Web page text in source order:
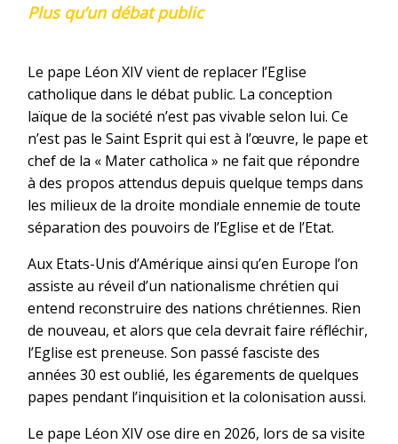
Plus qu’un débat public
Le pape Léon XIV vient de replacer l’Eglise
catholique dans le débat public. La conception
laïque de la société n’est pas vivable selon lui. Ce
n’est pas le Saint Esprit qui est à l’œuvre, le pape et
chef de la « Mater catholica » ne fait que répondre
à des propos attendus depuis quelque temps dans
les milieux de la droite mondiale ennemie de toute
séparation des pouvoirs de l’Eglise et de l’Etat.
Aux Etats-Unis d’Amérique ainsi qu’en Europe l’on
assiste au réveil d’un nationalisme chrétien qui
entend reconstruire des nations chrétiennes. Rien
de nouveau, et alors que cela devrait faire réfléchir,
l’Eglise est preneuse. Son passé fasciste des
années 30 est oublié, les égarements de quelques
papes pendant l’inquisition et la colonisation aussi.
Le pape Léon XIV ose dire en 2026, lors de sa visite